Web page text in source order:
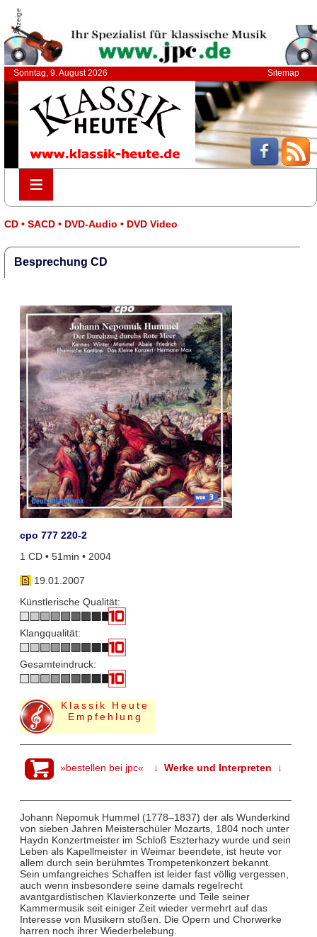
Anzeige
Sonntag, 9. August 2026 Sitemap
≡
≡
CD • SACD • DVD-Audio • DVD Video
Besprechung CD
cpo 777 220-2
1 CD • 51min • 2004
19.01.2007
Künstlerische Qualität:
Klangqualität:
Gesamteindruck:
Klassik Heute
Empfehlung
»bestellen bei jpc« ↓ Werke und Interpreten ↓
Johann Nepomuk Hummel (1778–1837) der als Wunderkind
von sieben Jahren Meisterschüler Mozarts, 1804 noch unter
Haydn Konzertmeister im Schloß Eszterhazy wurde und sein
Leben als Kapellmeister in Weimar beendete, ist heute vor
allem durch sein berühmtes Trompetenkonzert bekannt.
Sein umfangreiches Schaffen ist leider fast völlig vergessen,
auch wenn insbesondere seine damals regelrecht
avantgardistischen Klavierkonzerte und Teile seiner
Kammermusik seit einiger Zeit wieder vermehrt auf das
Interesse von Musikern stoßen. Die Opern und Chorwerke
harren noch ihrer Wiederbelebung.